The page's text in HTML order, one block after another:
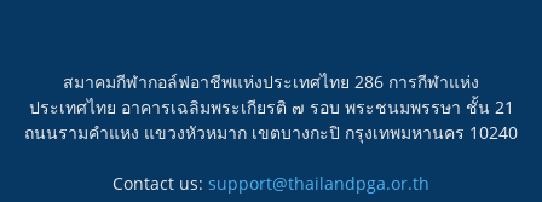
สมาคมกีฬากอล์ฟอาชีพแห่งประเทศไทย 286 การกีฬาแห่ง
ประเทศไทย อาคารเฉลิมพระเกียรติ ๗ รอบ พระชนมพรรษา ชั้น 21
ถนนรามคำแหง แขวงหัวหมาก เขตบางกะปิ กรุงเทพมหานคร 10240
Contact us: support@thailandpga.or.th